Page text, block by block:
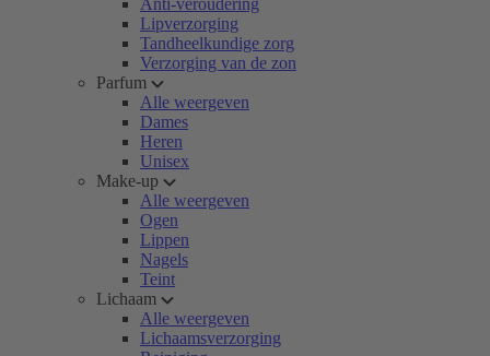
Anti-veroudering
Lipverzorging
Tandheelkundige zorg
Verzorging van de zon
Parfum
Alle weergeven
Dames
Heren
Unisex
Make-up
Alle weergeven
Ogen
Lippen
Nagels
Teint
Lichaam
Alle weergeven
Lichaamsverzorging